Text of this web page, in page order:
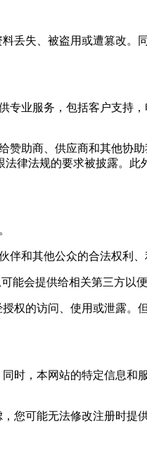
失、被盗用或遭篡改。
业服务，包括客户支持
助商、供应商和其他协
律法规的要求被披露。
和其他公众的合法权利、
会提供给相关第三方以便
的访问、使用或泄露。
，本网站的特定信息和
可能无法修改注册时提供